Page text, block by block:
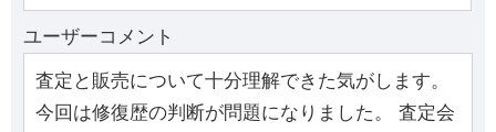
ユーザーコメント
査定と販売について十分理解できた気がします。
今回は修復歴の判断が問題になりました。 査定会